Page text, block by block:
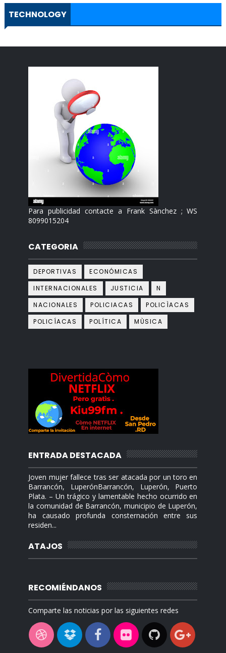
TECHNOLOGY
Para publicidad contacte a Frank Sànchez ; WS
8099015204
CATEGORIA
DEPORTIVAS
ECONÓMICAS
INTERNACIONALES
JUSTICIA
N
NACIONALES
POLICIACAS
POLICÌACAS
POLICÍACAS
POLÍTICA MÙSICA
ENTRADA DESTACADA
Joven mujer fallece tras ser atacada por un toro en
Barrancón, LuperónBarrancón, Luperón, Puerto
Plata. – Un trágico y lamentable hecho ocurrido en
la comunidad de Barrancón, municipio de Luperón,
ha causado profunda consternación entre sus
residen...
ATAJOS
RECOMIÉNDANOS
Comparte las noticias por las siguientes redes